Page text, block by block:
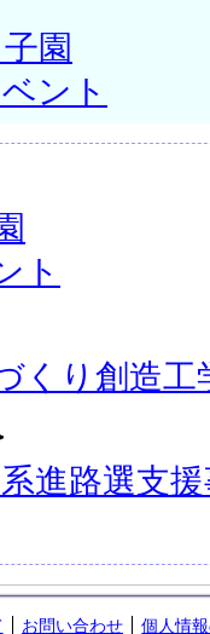
園
ント
ト
くり創造工
進路選支
お問い合わせ 個人情